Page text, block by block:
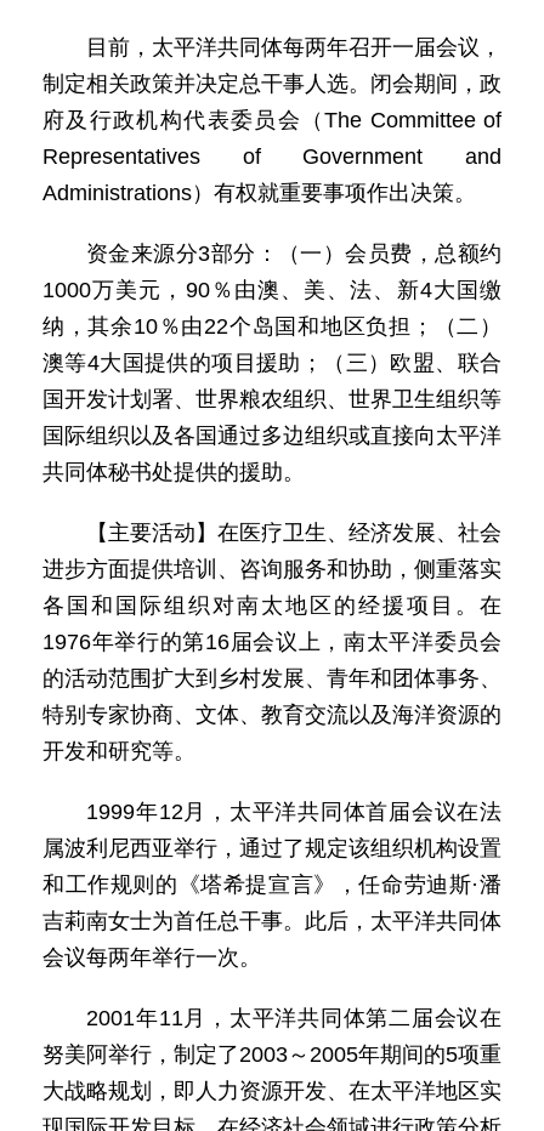
目前，太平洋共同体每两年召开一届会议，
制定相关政策并决定总干事人选。闭会期间，政
府及行政机构代表委员会（The Committee of
Representatives of Government and
Administrations）有权就重要事项作出决策。
资金来源分3部分：（一）会员费，总额约
1000万美元，90％由澳、美、法、新4大国缴
纳，其余10％由22个岛国和地区负担；（二）
澳等4大国提供的项目援助；（三）欧盟、联合
国开发计划署、世界粮农组织、世界卫生组织等
国际组织以及各国通过多边组织或直接向太平洋
共同体秘书处提供的援助。
【主要活动】在医疗卫生、经济发展、社会
进步方面提供培训、咨询服务和协助，侧重落实
各国和国际组织对南太地区的经援项目。在
1976年举行的第16届会议上，南太平洋委员会
的活动范围扩大到乡村发展、青年和团体事务、
特别专家协商、文体、教育交流以及海洋资源的
开发和研究等。
1999年12月，太平洋共同体首届会议在法
属波利尼西亚举行，通过了规定该组织机构设置
和工作规则的《塔希提宣言》，任命劳迪斯·潘
吉莉南女士为首任总干事。此后，太平洋共同体
会议每两年举行一次。
2001年11月，太平洋共同体第二届会议在
努美阿举行，制定了2003～2005年期间的5项重
大战略规划，即人力资源开发、在太平洋地区实